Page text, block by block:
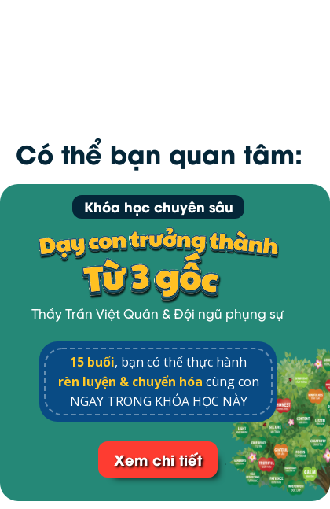
Có thể bạn quan tâm:
Khóa học chuyên sâu
Thầy Trần Việt Quân & Đội ngũ phụng sự
15 buổi, bạn có thể thực hành
rèn luyện & chuyển hóa cùng con
NGAY TRONG KHÓA HỌC NÀY
Xem chi tiết